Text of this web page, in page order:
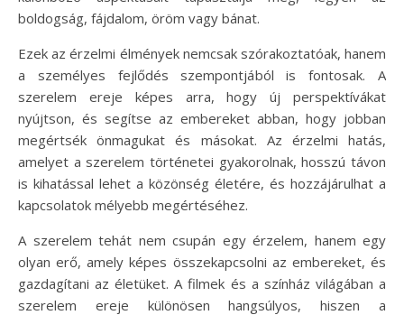
boldogság, fájdalom, öröm vagy bánat.
Ezek az érzelmi élmények nemcsak szórakoztatóak, hanem
a személyes fejlődés szempontjából is fontosak. A
szerelem ereje képes arra, hogy új perspektívákat
nyújtson, és segítse az embereket abban, hogy jobban
megértsék önmagukat és másokat. Az érzelmi hatás,
amelyet a szerelem történetei gyakorolnak, hosszú távon
is kihatással lehet a közönség életére, és hozzájárulhat a
kapcsolatok mélyebb megértéséhez.
A szerelem tehát nem csupán egy érzelem, hanem egy
olyan erő, amely képes összekapcsolni az embereket, és
gazdagítani az életüket. A filmek és a színház világában a
szerelem ereje különösen hangsúlyos, hiszen a